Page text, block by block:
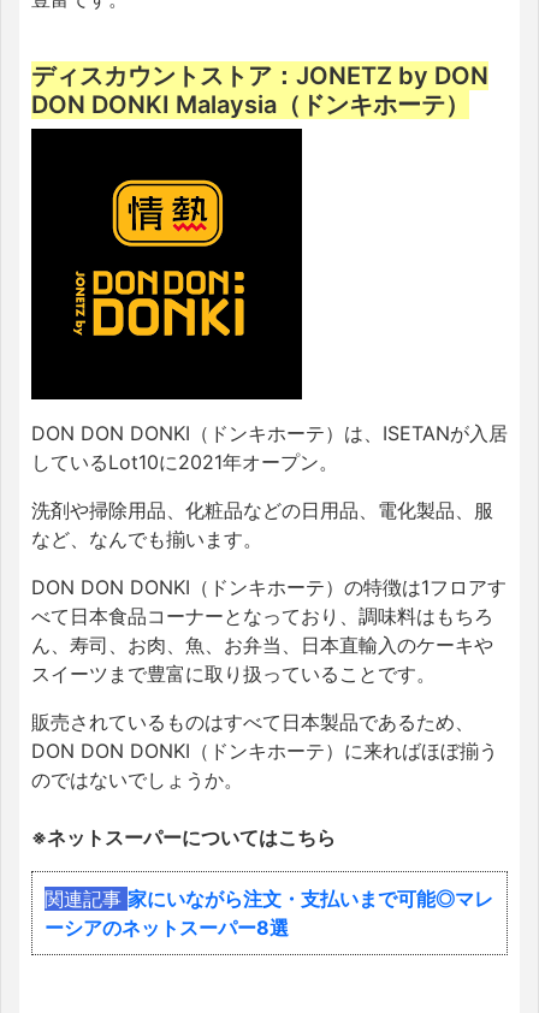
ディスカウントストア：JONETZ by DON
DON DONKI Malaysia（ドンキホーテ）
DON DON DONKI（ドンキホーテ）は、ISETANが入居
しているLot10に2021年オープン。
洗剤や掃除用品、化粧品などの日用品、電化製品、服
など、なんでも揃います。
DON DON DONKI（ドンキホーテ）の特徴は1フロアす
べて日本食品コーナーとなっており、調味料はもちろ
ん、寿司、お肉、魚、お弁当、日本直輸入のケーキや
スイーツまで豊富に取り扱っていることです。
販売されているものはすべて日本製品であるため、
DON DON DONKI（ドンキホーテ）に来ればほぼ揃う
のではないでしょうか。
※ネットスーパーについてはこちら
関連記事 家にいながら注文・支払いまで可能◎マレ
ーシアのネットスーパー8選